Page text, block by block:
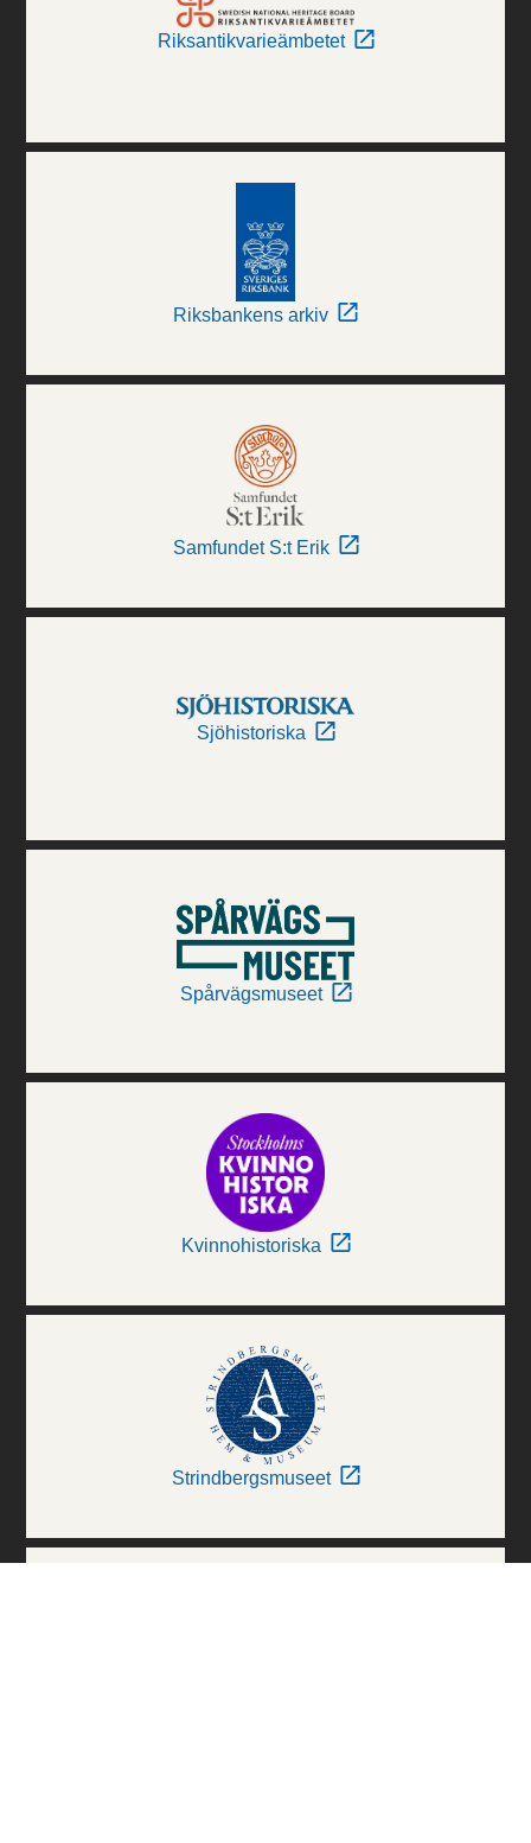
Riksantikvarieämbetet
Riksbankens arkiv
Samfundet S:t Erik
Sjöhistoriska
Spårvägsmuseet
Kvinnohistoriska
Strindbergsmuseet